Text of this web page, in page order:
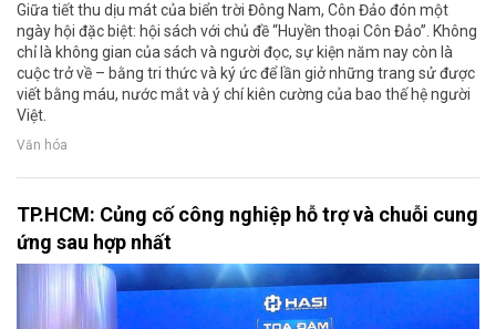
Giữa tiết thu dịu mát của biển trời Đông Nam, Côn Đảo đón một
ngày hội đặc biệt: hội sách với chủ đề “Huyền thoại Côn Đảo”. Không
chỉ là không gian của sách và người đọc, sự kiện năm nay còn là
cuộc trở về – bằng tri thức và ký ức để lần giở những trang sử được
viết bằng máu, nước mắt và ý chí kiên cường của bao thế hệ người
Việt.
Văn hóa
TP.HCM: Củng cố công nghiệp hỗ trợ và chuỗi cung
ứng sau hợp nhất